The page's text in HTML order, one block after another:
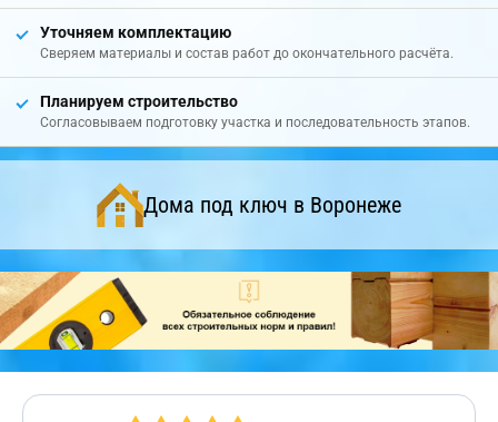
Уточняем комплектацию
Сверяем материалы и состав работ до окончательного расчёта.
Планируем строительство
Согласовываем подготовку участка и последовательность этапов.
Дома под ключ в Воронеже